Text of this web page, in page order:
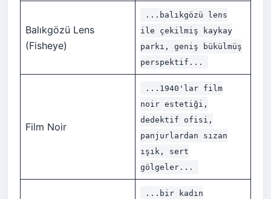
Balıkgözü Lens
(Fisheye)
...balıkgözü lens
ile çekilmiş kaykay
parkı, geniş bükülmüş
perspektif...
Film Noir
...1940'lar film
noir estetiği,
dedektif ofisi,
panjurlardan sızan
ışık, sert
gölgeler...
...bir kadın